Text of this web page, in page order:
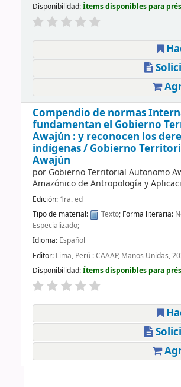
Disponibilidad:Ítems disponibles para
Compendio de normas
fundamentan el Gobierno
Awajún : y reconocen los
indígenas / Gobierno
Awajún
por Gobierno Territorial Autonomo
Amazónico de Antropología y
Edición: 1ra. ed
Tipo de material:
Texto; Forma literaria:
Especializado;
Idioma: Español
Editor: Lima, Perú : CAAAP, Manos Unidas,
Disponibilidad:Ítems disponibles para